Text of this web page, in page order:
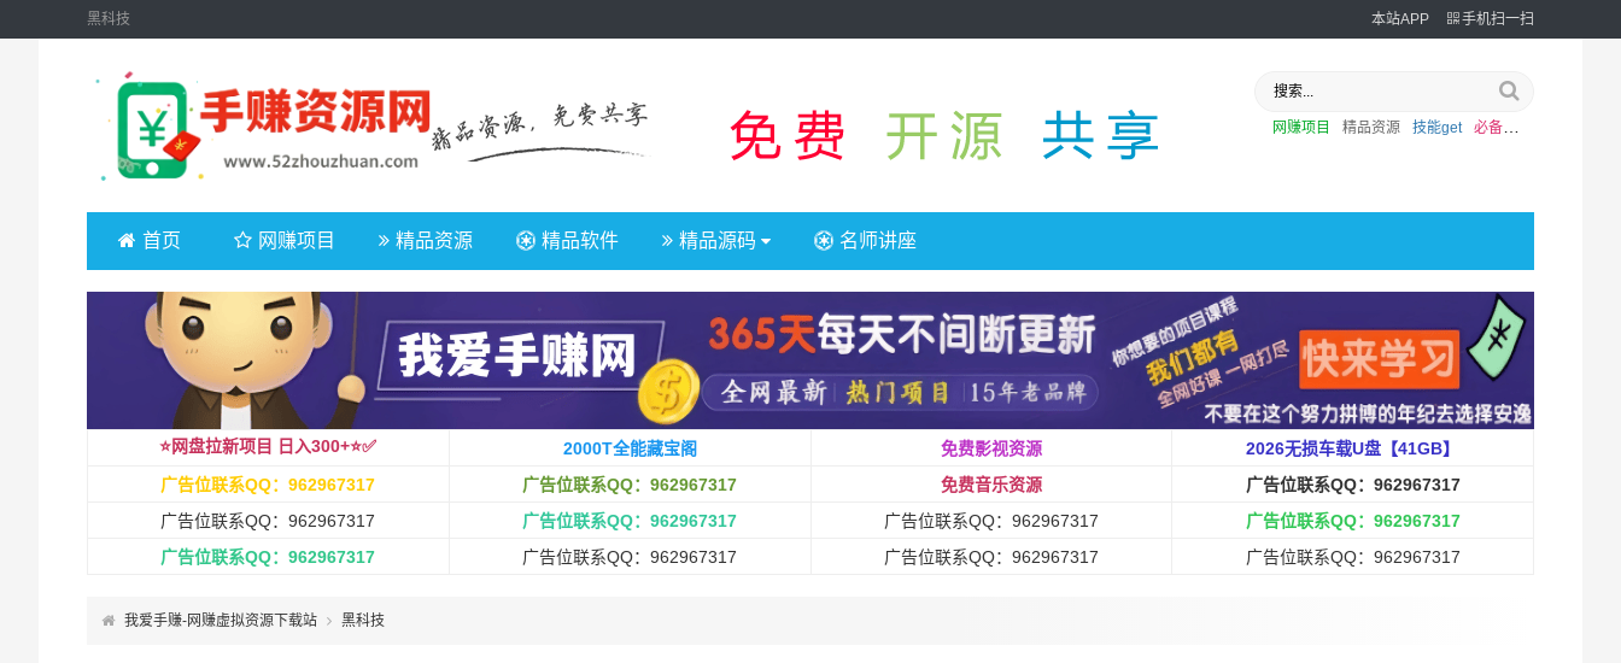
黑科技 本站APP 手机扫一扫
网赚项目 精品资源 技能get 必备 外挂
首页 网赚项目 精品资源 精品软件 精品源码 名师讲座
⭐️网盘拉新项目 日入300+⭐️✅ 2000T全能藏宝阁 免费影视资源
2026无损车载U盘【41GB】
广告位联系QQ：962967317
广告位联系QQ：962967317 免费音乐资源
广告位联系QQ：962967317
广告位联系QQ：962967317
广告位联系QQ：962967317 广告位联系QQ：962967317
广告位联系QQ：962967317
广告位联系QQ：962967317
广告位联系QQ：962967317 广告位联系QQ：962967317 广告位联系QQ：962967317
我爱手赚-网赚虚拟资源下载站 黑科技